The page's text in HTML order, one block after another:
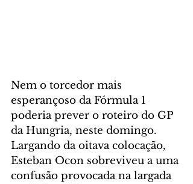
Nem o torcedor mais
esperançoso da Fórmula 1
poderia prever o roteiro do GP
da Hungria, neste domingo.
Largando da oitava colocação,
Esteban Ocon sobreviveu a uma
confusão provocada na largada